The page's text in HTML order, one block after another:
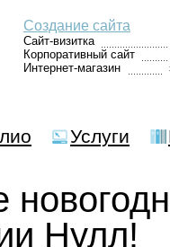
Создание сайта
Сайт-визитка
Корпоративный сайт
Интернет-магазин
Услуги
Нулл!